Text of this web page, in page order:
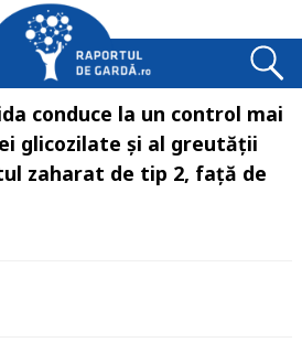
conduce la un control mai
glicozilate și al greutății
zaharat de tip 2, față de